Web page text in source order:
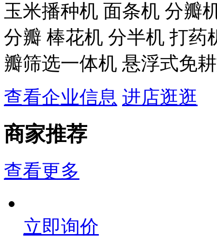
玉米播种机 面条机 分瓣
分瓣 棒花机 分半机 打药
瓣筛选一体机 悬浮式免
查看企业信息 进店逛逛
商家推荐
查看更多
立即询价